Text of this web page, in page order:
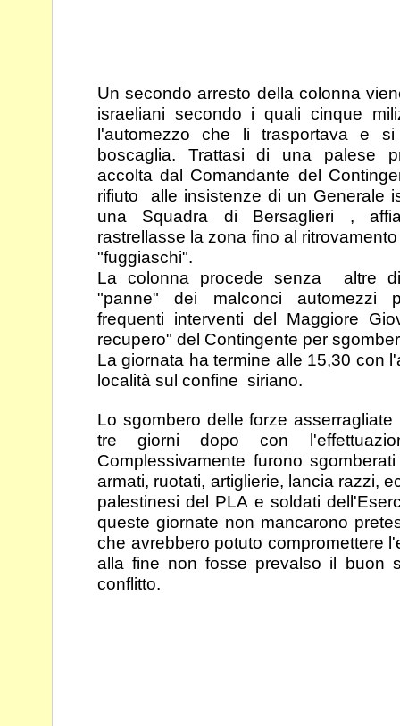
Un secondo arresto della colonna
israeliani secondo i quali cinque
l'automezzo che li trasportava e
boscaglia. Trattasi di una palese
accolta dal Comandante del
rifiuto alle insistenze di un Generale
una Squadra di Bersaglieri ,
rastrellasse lazona fino al
"fuggiaschi".
La colonna procede senza altre
"panne" dei malconci automezzi
frequenti interventi del Maggiore
recupero" del Contingente per
La giornata ha termine alle 15,30 con
località sul confine siriano.
Lo sgombero delle forze
tre giorni dopocon
Complessivamente furono
armati, ruotati, artiglierie, lancia razzi,
palestinesi del PLA e soldati
queste giornate non mancarono
che avrebbero potuto compromettere
alla fine nonfosse prevalso il buon
conflitto.